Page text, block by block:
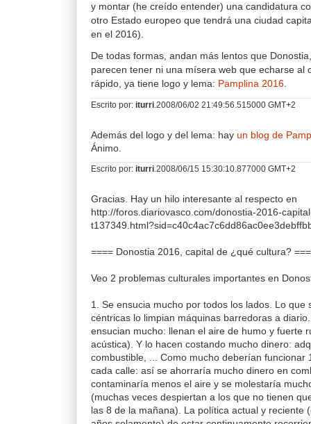
y montar (he creído entender) una candidatura
otro Estado europeo que tendrá una ciudad
en el 2016).
De todas formas, andan más lentos que
parecen tener ni una mísera web que echarse al
rápido, ya tiene logo y lema: Pamplina 2016.
Escrito por: iturri .2008/06/02 21:49:56.515000 GMT+2
Además del logo y del lema: hay un blog de
Ánimo.
Escrito por: iturri .2008/06/15 15:30:10.877000 GMT+2
Gracias. Hay un hilo interesante al respecto en
http://foros.diariovasco.com/donostia-2016-
==== Donostia 2016, capital de ¿qué cultura?
Veo 2 problemas culturales importantes en
1. Se ensucia mucho por todos los lados. Lo que
céntricas lo limpian máquinas barredoras a
ensucian mucho: llenan el aire de humo y fuerte
acústica). Y lo hacen costando mucho dinero:
combustible, ... Como mucho deberían funcionar
cada calle: así se ahorraría mucho dinero en
contaminaría menos el aire y se molestaría
(muchas veces despiertan a los que no tienen
las 8 de la mañana). La política actual y reciente